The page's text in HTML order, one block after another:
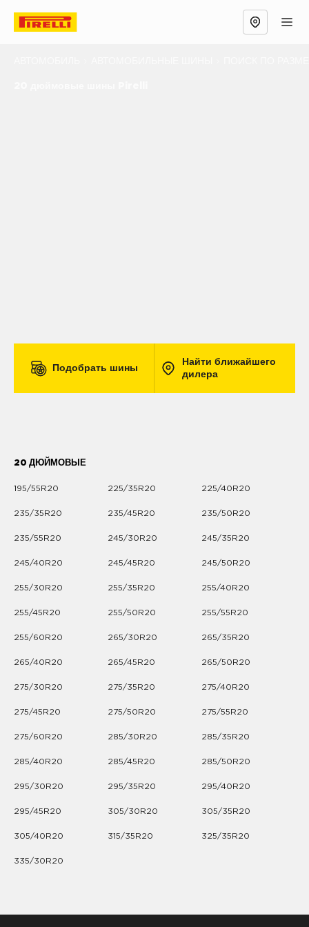
Подобрать шины
Найти ближайшего
дилера
20 ДЮЙМОВЫЕ
195/55R20 225/35R20 225/40R20
235/35R20 235/45R20 235/50R20
235/55R20 245/30R20 245/35R20
245/40R20 245/45R20 245/50R20
255/30R20 255/35R20 255/40R20
255/45R20 255/50R20 255/55R20
255/60R20 265/30R20 265/35R20
265/40R20 265/45R20 265/50R20
275/30R20 275/35R20 275/40R20
275/45R20 275/50R20 275/55R20
275/60R20 285/30R20 285/35R20
285/40R20 285/45R20 285/50R20
295/30R20 295/35R20 295/40R20
295/45R20 305/30R20 305/35R20
305/40R20 315/35R20 325/35R20
335/30R20